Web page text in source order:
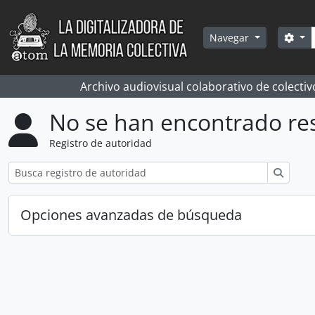
Skip to main content
Navegar
Archivo audiovisual colaborativo de
No se han encontrado
Registro de autoridad
Opciones avanzadas de búsqueda